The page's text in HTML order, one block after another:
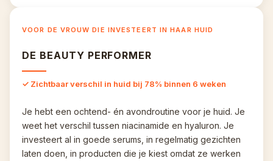
VOOR DE VROUW DIE INVESTEERT IN HAAR HUID
DE BEAUTY PERFORMER
✓ Zichtbaar verschil in huid bij 78% binnen 6 weken
Je hebt een ochtend- én avondroutine voor je huid. Je
weet het verschil tussen niacinamide en hyaluron. Je
investeert al in goede serums, in regelmatig gezichten
laten doen, in producten die je kiest omdat ze werken